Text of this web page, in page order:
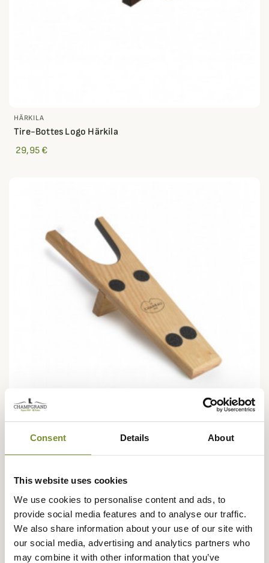
Consent Details About
This website uses cookies
We use cookies to personalise content and ads, to
provide social media features and to analyse our traffic.
We also share information about your use of our site with
our social media, advertising and analytics partners who
may combine it with other information that you’ve
HÄRKILA
Tire-Bottes Logo Härkila
29,95 €
LE CHAMEAU
Tire-Bottes Bois Boot Jack Wood Le Chameau